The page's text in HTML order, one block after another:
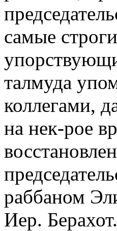
самые
талмуда
коллегами,
на нек-рое
раббаном
Иер.